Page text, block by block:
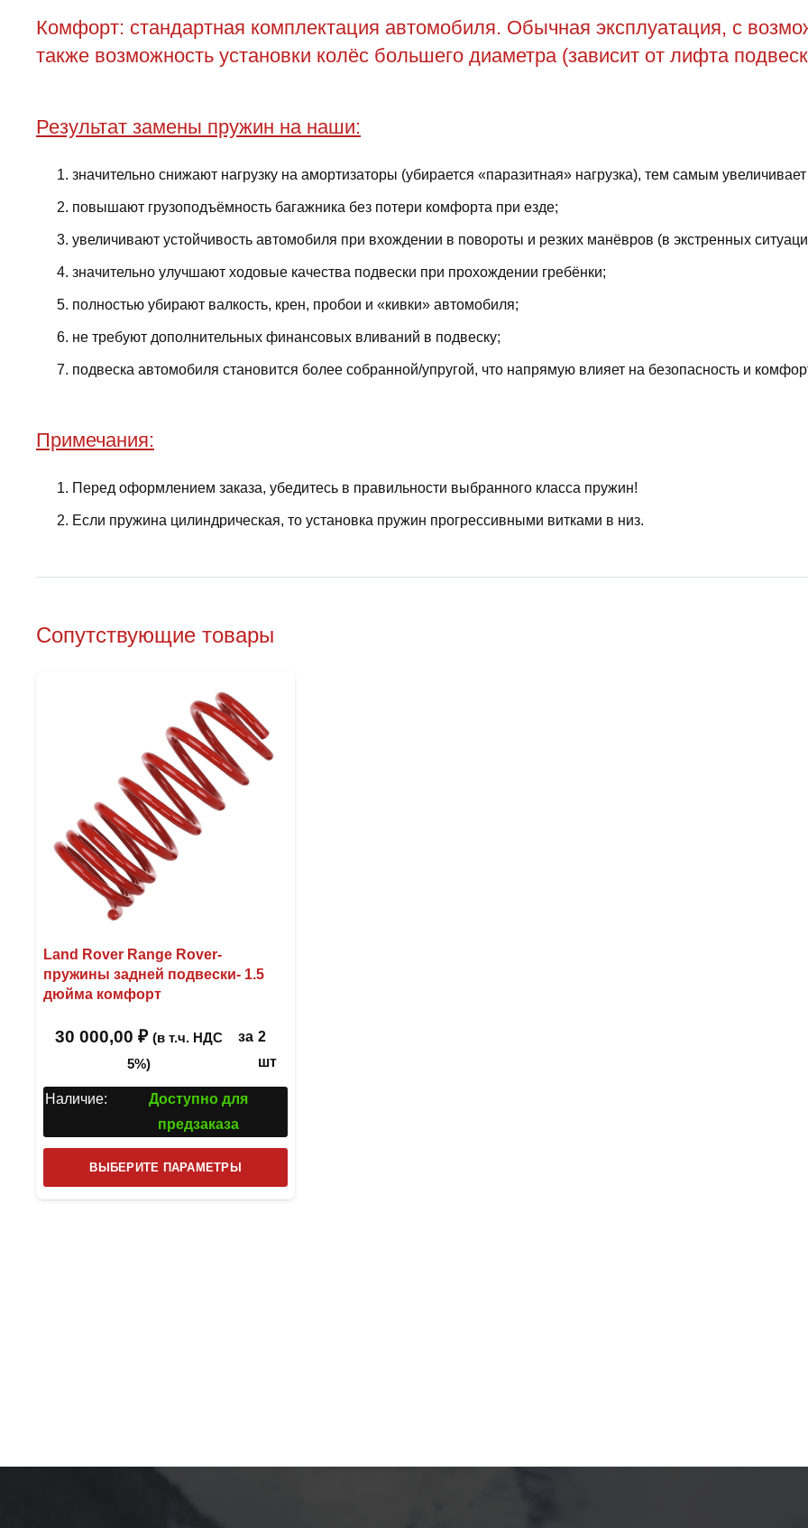
Комфорт: стандартная комплектация автомобиля. Обычная эксплуатация, с
также возможность установки колёс большего диаметра (зависит от лифта
Результат замены пружин на наши:
значительно снижают нагрузку на амортизаторы (убирается «паразитная» нагрузка), тем самым
повышают грузоподъёмность багажника без потери комфорта при езде;
увеличивают устойчивость автомобиля при вхождении в повороты и резких манёвров (в экстренных
значительно улучшают ходовые качества подвески при прохождении гребёнки;
полностью убирают валкость, крен, пробои и «кивки» автомобиля;
не требуют дополнительных финансовых вливаний в подвеску;
подвеска автомобиля становится более собранной/упругой, что напрямую влияет на безопасность и
Примечания:
Перед оформлением заказа, убедитесь в правильности выбранного класса пружин!
Если пружина цилиндрическая, то установка пружин прогрессивными витками в низ.
Сопутствующие товары
Land Rover Range Rover-
пружины задней подвески- 1.5
дюйма комфорт
30 000,00 ₽ (в т.ч. НДС
5%)
за 2
шт
Наличие:
Доступно для
предзаказа
ВЫБЕРИТЕ ПАРАМЕТРЫ
товар